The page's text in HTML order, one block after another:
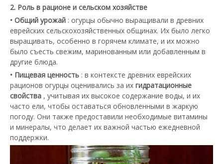
2. Роль в рационе и сельском хозяйстве
• Общий урожай : огурцы обычно выращивали в древних
еврейских сельскохозяйственных общинах. Их было легко
выращивать, особенно в горячем климате, и их можно
было съесть свежим, маринованным или добавленным в
другие блюда.
• Пищевая ценность : в контексте древних еврейских
рационов огурцы оценивались за их гидратационные
свойства , учитывая их высокое содержание воды, и их
часто ели, чтобы оставаться обновленными в жаркую
погоду. Они также предоставили необходимые витамины
и минералы, что делает их важной частью ежедневной
поддержки.